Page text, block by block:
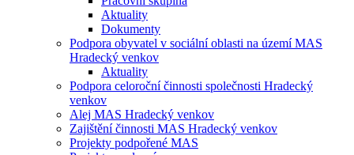
Aktuality
Dokumenty
Podpora obyvatel v sociální oblasti na území MAS
Hradecký venkov
Aktuality
Podpora celoroční činnosti společnosti Hradecký
venkov
Alej MAS Hradecký venkov
Zajištění činnosti MAS Hradecký venkov
Projekty podpořené MAS